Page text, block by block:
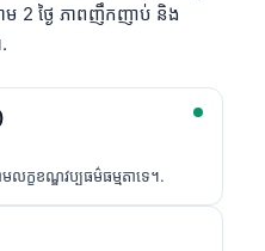
2 ថ្ងៃ ភាពញឹកញាប់ និង
ខខណ្ឌវប្បធម៌ធម្មតាទេ។.